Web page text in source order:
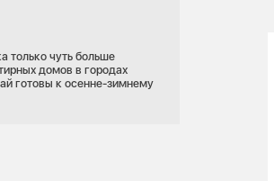
только чуть больше
домов в городах
готовы к осенне-зимнему